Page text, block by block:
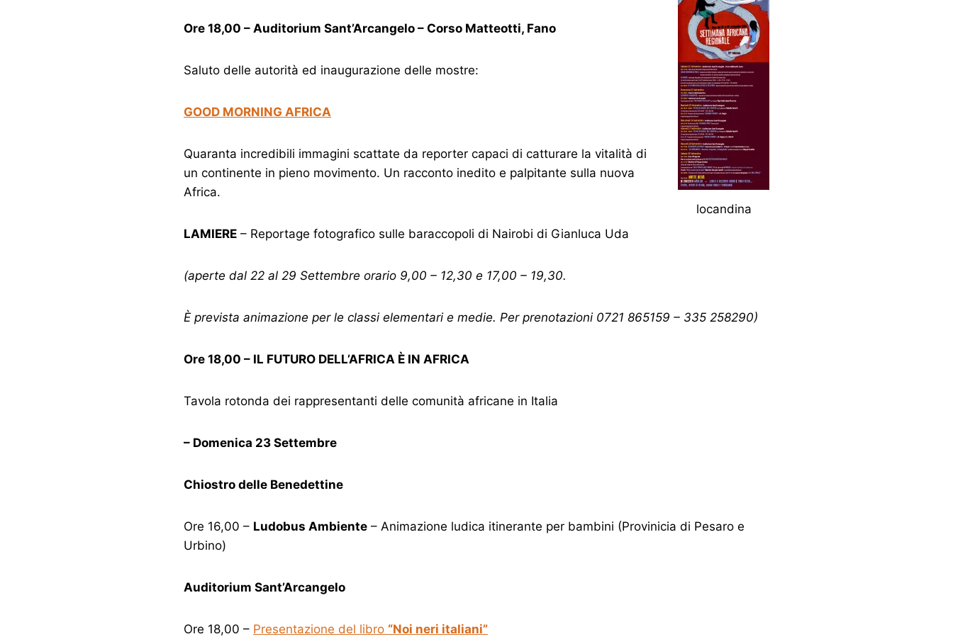
locandina
Ore 18,00 – Auditorium Sant’Arcangelo – Corso Matteotti, Fano
Saluto delle autorità ed inaugurazione delle mostre:
GOOD MORNING AFRICA
Quaranta incredibili immagini scattate da reporter capaci di catturare la vitalità di
un continente in pieno movimento. Un racconto inedito e palpitante sulla nuova
Africa.
LAMIERE – Reportage fotografico sulle baraccopoli di Nairobi di Gianluca Uda
(aperte dal 22 al 29 Settembre orario 9,00 – 12,30 e 17,00 – 19,30.
È prevista animazione per le classi elementari e medie. Per prenotazioni 0721 865159 – 335 258290)
Ore 18,00 – IL FUTURO DELL’AFRICA È IN AFRICA
Tavola rotonda dei rappresentanti delle comunità africane in Italia
– Domenica 23 Settembre
Chiostro delle Benedettine
Ore 16,00 – Ludobus Ambiente – Animazione ludica itinerante per bambini (Provinicia di Pesaro e
Urbino)
Auditorium Sant’Arcangelo
Ore 18,00 – Presentazione del libro “Noi neri italiani”